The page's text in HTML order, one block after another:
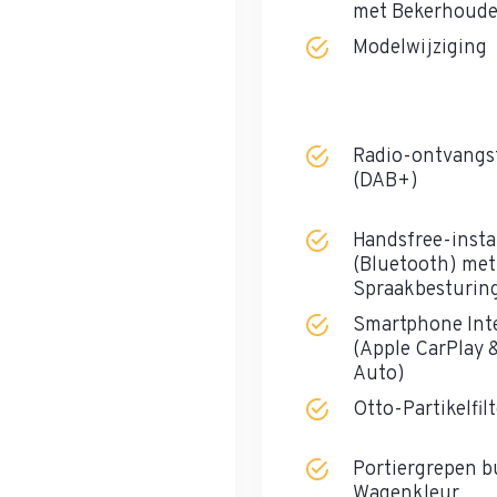
met
Modelwijziging
Radio-
(DAB+)
Handsfree-
(Bluetooth) met
Smartphone
(Apple CarPlay
Auto)
Otto-
Portiergrepen